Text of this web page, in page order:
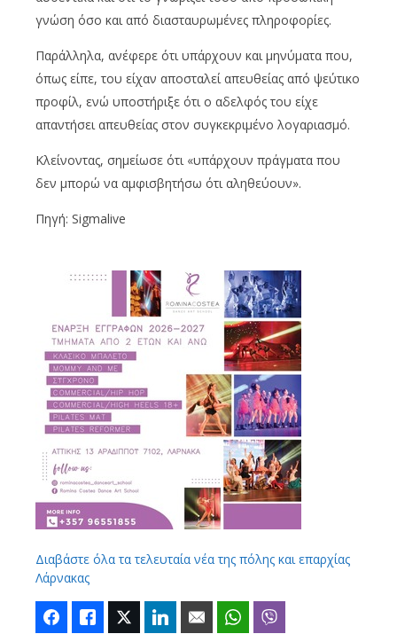
γνώση όσο και από διασταυρωμένες πληροφορίες.
Παράλληλα, ανέφερε ότι υπάρχουν και μηνύματα που,
όπως είπε, του είχαν αποσταλεί απευθείας από ψεύτικο
προφίλ, ενώ υποστήριξε ότι ο αδελφός του είχε
απαντήσει απευθείας στον συγκεκριμένο λογαριασμό.
Κλείνοντας, σημείωσε ότι «υπάρχουν πράγματα που
δεν μπορώ να αμφισβητήσω ότι αληθεύουν».
Πηγή: Sigmalive
Διαβάστε όλα τα τελευταία νέα της πόλης και επαρχίας
Λάρνακας
FacebookLike Twitter LinkedIn Email WhatsApp